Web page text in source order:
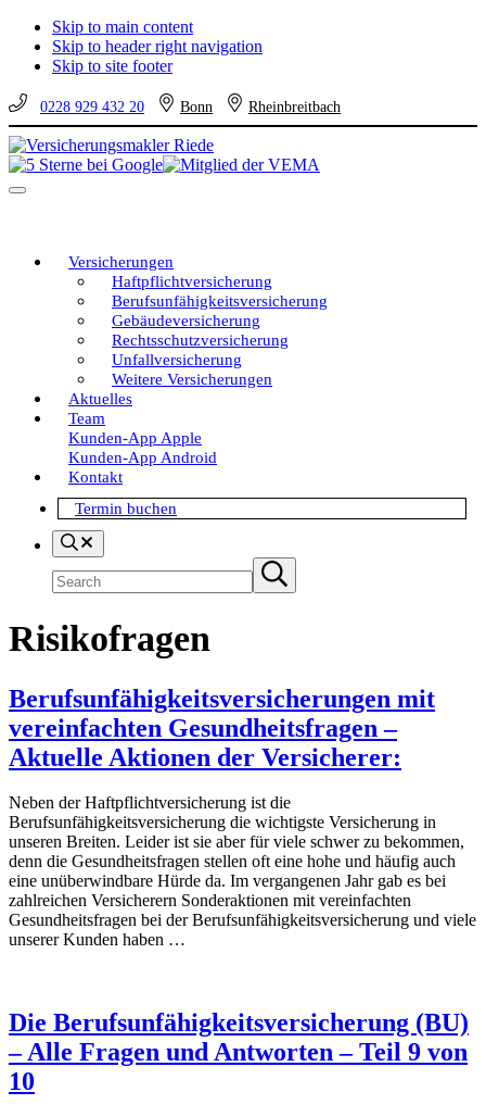
Skip to main content
Skip to header right navigation
Skip to site footer
0228 929 432 20 Bonn Rheinbreitbach
Versicherungsmakler
Riede
Versicherungen
vom
eine
Entscheidung!
Menu
Versicherungen
Haftpflichtversicherung
Berufsunfähigkeitsversicherung
Gebäudeversicherung
Rechtsschutzversicherung
Unfallversicherung
Weitere Versicherungen
Aktuelles
Team
Kunden-App Apple
Kunden-App Android
Kontakt
Termin buchen
Search
Submit
search
Risikofragen
Berufsunfähigkeitsversicherungen mit
vereinfachten Gesundheitsfragen –
Aktuelle Aktionen der Versicherer:
Neben der Haftpflichtversicherung ist die
Berufsunfähigkeitsversicherung die wichtigste Versicherung in
unseren Breiten. Leider ist sie aber für viele schwer zu bekommen,
denn die Gesundheitsfragen stellen oft eine hohe und häufig auch
eine unüberwindbare Hürde da. Im vergangenen Jahr gab es bei
zahlreichen Versicherern Sonderaktionen mit vereinfachten
Gesundheitsfragen bei der Berufsunfähigkeitsversicherung und viele
unserer Kunden haben …
Die Berufsunfähigkeitsversicherung (BU)
– Alle Fragen und Antworten – Teil 9 von
10